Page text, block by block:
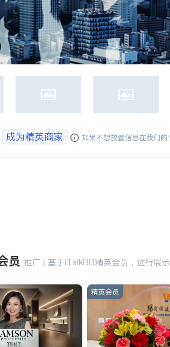
成为精英商家 如果不想放置信息在我们的
员 推广 | 基于iTalkBB精英会员，进行展示
精英会员